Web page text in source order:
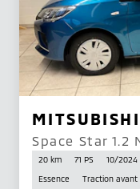
Space Star 1.2
20 km 71 PS 10/2024
Essence
Traction avant